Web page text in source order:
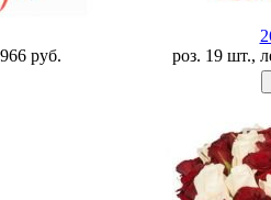
руб.
роз. 19 шт.,